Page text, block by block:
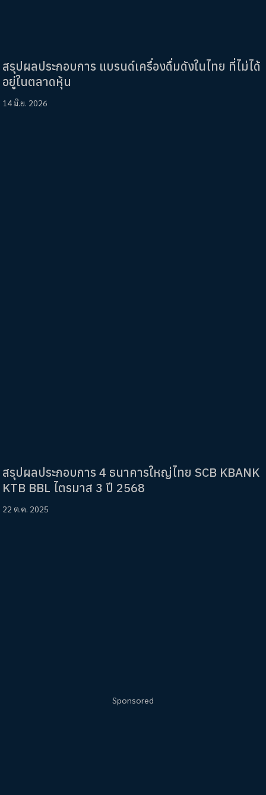
สรุปผลประกอบการ แบรนด์เครื่องดื่มดังในไทย ที่ไม่ได้
อยู่ในตลาดหุ้น
14 มิ.ย. 2026
สรุปผลประกอบการ 4 ธนาคารใหญ่ไทย SCB KBANK
KTB BBL ไตรมาส 3 ปี 2568
22 ต.ค. 2025
Sponsored